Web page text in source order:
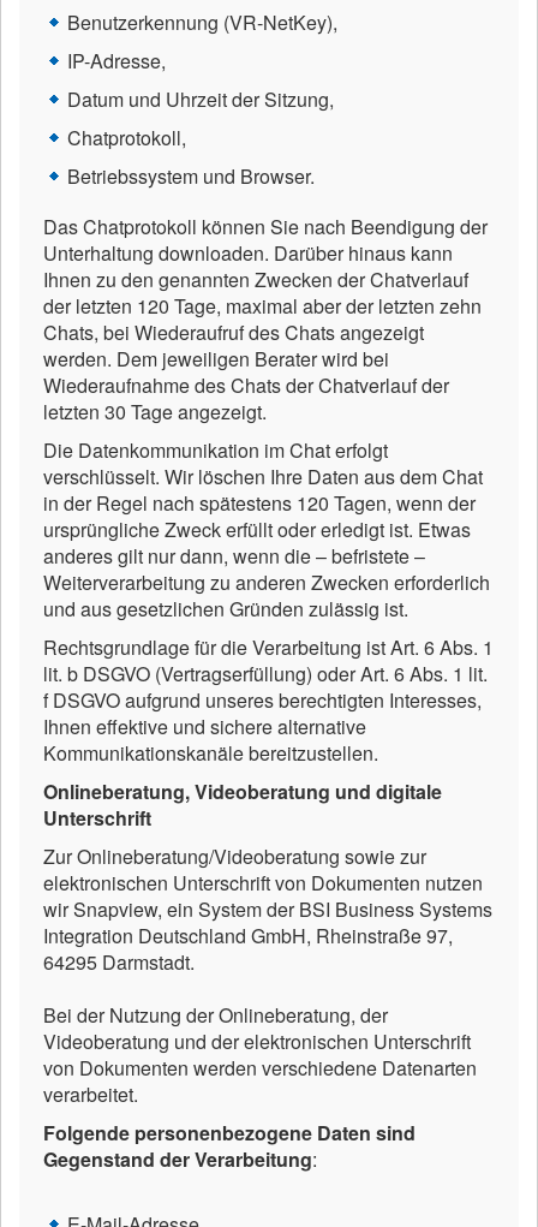
Benutzerkennung (VR-NetKey),
IP-Adresse,
Datum und Uhrzeit der Sitzung,
Chatprotokoll,
Betriebssystem und Browser.
Das Chatprotokoll können Sie nach Beendigung der
Unterhaltung downloaden. Darüber hinaus kann
Ihnen zu den genannten Zwecken der Chatverlauf
der letzten 120 Tage, maximal aber der letzten zehn
Chats, bei Wiederaufruf des Chats angezeigt
werden. Dem jeweiligen Berater wird bei
Wiederaufnahme des Chats der Chatverlauf der
letzten 30 Tage angezeigt.
Die Datenkommunikation im Chat erfolgt
verschlüsselt. Wir löschen Ihre Daten aus dem Chat
in der Regel nach spätestens 120 Tagen, wenn der
ursprüngliche Zweck erfüllt oder erledigt ist. Etwas
anderes gilt nur dann, wenn die – befristete –
Weiterverarbeitung zu anderen Zwecken erforderlich
und aus gesetzlichen Gründen zulässig ist.
Rechtsgrundlage für die Verarbeitung ist Art. 6 Abs. 1
lit. b DSGVO (Vertragserfüllung) oder Art. 6 Abs. 1 lit.
f DSGVO aufgrund unseres berechtigten Interesses,
Ihnen effektive und sichere alternative
Kommunikationskanäle bereitzustellen.
Onlineberatung, Videoberatung und digitale
Unterschrift
Zur Onlineberatung/Videoberatung sowie zur
elektronischen Unterschrift von Dokumenten nutzen
wir Snapview, ein System der BSI Business Systems
Integration Deutschland GmbH, Rheinstraße 97,
64295 Darmstadt.
Bei der Nutzung der Onlineberatung, der
Videoberatung und der elektronischen Unterschrift
von Dokumenten werden verschiedene Datenarten
verarbeitet.
Folgende personenbezogene Daten sind
Gegenstand der Verarbeitung: